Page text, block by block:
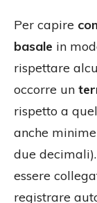
Per capire
basale in
rispettare
occorre un
rispetto a
anche
due
essere
registrare